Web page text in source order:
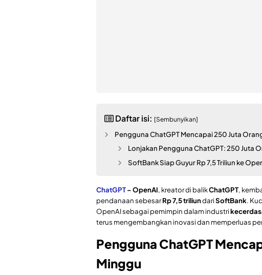
Daftar isi: [Sembunyikan]
Pengguna ChatGPT Mencapai 250 Juta
Lonjakan Pengguna ChatGPT: 250 Juta
SoftBank Siap Guyur Rp 7,5 Triliun ke
ChatGPT– OpenAI, kreator di balikChatGPT,
pendanaan sebesarRp 7,5 triliundariSoftBank.
OpenAI sebagai pemimpin dalam industri
terus mengembangkan inovasi dan memperluas
Pengguna ChatGPT
Minggu